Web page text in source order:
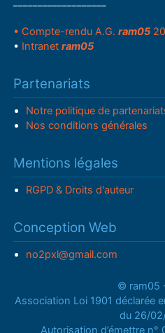
• Compte-rendu A.G.ram05
• Intranetram05
Partenariats
Notre politique de
Nos conditions générales
Mentions légales
RGPD & Droits d'auteur
Conception Web
no2pxl@gmail.com
© ram05
Association Loi 1901 déclarée
du 26/
Autorisation d’émettre n°